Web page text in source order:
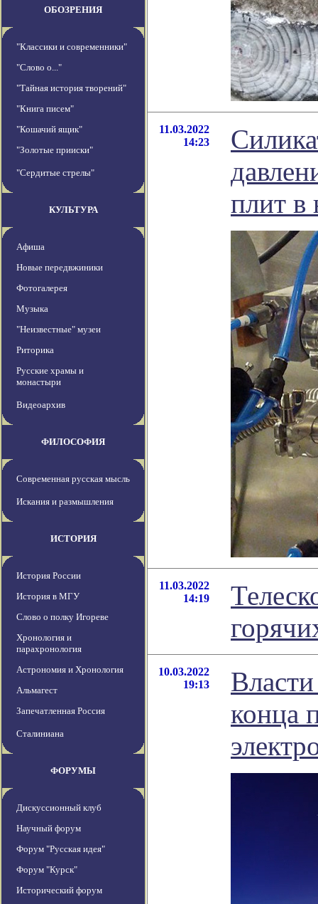
ОБОЗРЕНИЯ
"Классики и современники"
"Слово о..."
"Тайная история творений"
"Книга писем"
"Кошачий ящик"
"Золотые прииски"
"Сердитые стрелы"
КУЛЬТУРА
Афиша
Новые передвжиники
Фотогалерея
Музыка
"Неизвестные" музеи
Риторика
Русские храмы и
монастыри
Видеоархив
ФИЛОСОФИЯ
Современная русская мысль
Искания и размышления
ИСТОРИЯ
История России
История в МГУ
Слово о полку Игореве
Хронология и
парахронология
Астрономия и Хронология
Альмагест
Запечатленная Россия
Сталиниана
ФОРУМЫ
Дискуссионный клуб
Научный форум
Форум "Русская идея"
Форум "Курск"
Исторический форум
11.03.2022
14:23
плит в
11.03.2022
14:19
10.03.2022
19:13
конца